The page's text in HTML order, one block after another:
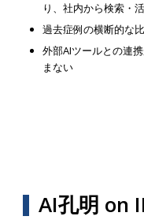
り、社内から検索・
過去症例の横断的な
外部AIツールとの連
まない
AI孔明 on